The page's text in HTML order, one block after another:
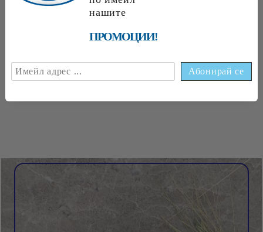
Леща Екстра Любекс 1кг
€2 5 лв.
Червена леща Любекс
€1 2 лв.
нашите
ПРОМОЦИИ!